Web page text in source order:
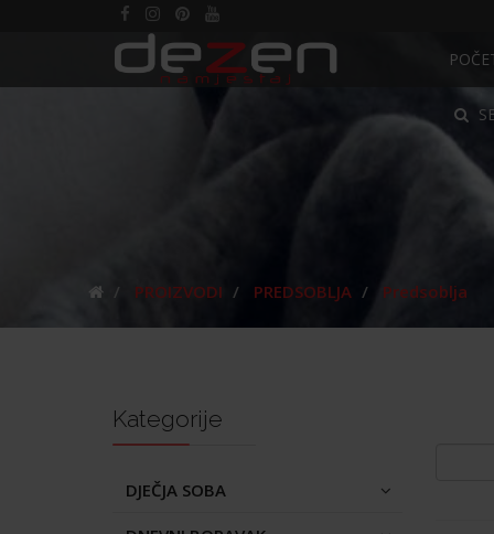
PROIZVODI PREDSOBLJA Predsoblja
Kategorije
DJEČJA SOBA